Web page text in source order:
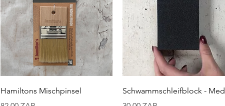
Schnellansicht
Hamiltons Mischpinsel
Schnellansicht
Schwammschleifblock - Med